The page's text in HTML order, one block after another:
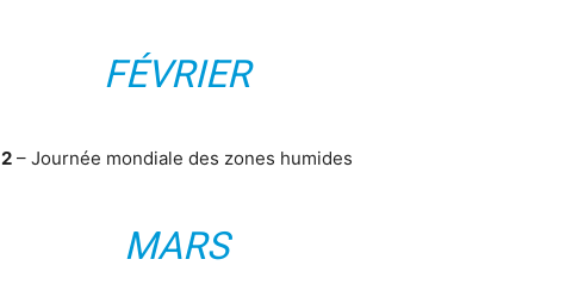
FÉVRIER
2– Journée mondiale des zones humides
MARS